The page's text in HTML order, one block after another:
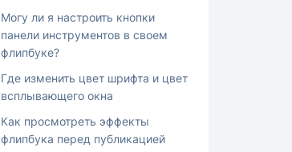
Могу ли я настроить кнопки
панели инструментов в своем
флипбуке?
Где изменить цвет шрифта и цвет
всплывающего окна
Как просмотреть эффекты
флипбука перед публикацией